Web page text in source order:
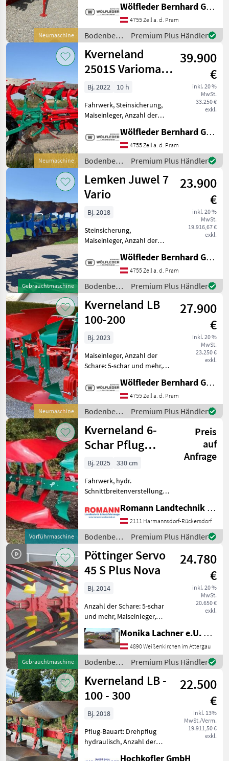
Neumaschine
hydr.
Schnittbreitenverstellung,
Stützrad, Vorschäler -
Furchenanzahl: 5 -
Rahmenprofil: 120 x 2
Wölfleder Bernhard GmbH
4755 Zell a. d. Pram
Bodenbearbeitung
/
Kverneland
Premium Plus Händler
Neumaschine
Kverneland
2501S Variomat
i-Plough
39.900
€
inkl. 20 %
MwSt.
33.250 €
exkl.
Bj. 2022
10 h
Fahrwerk, Steinsicherung,
Maiseinleger, Anzahl der
Scheibensech, hydr.
Schnittbreitenverstellung,
Stützrad, Vorschäler
VORFÜHRMASCHINE - Bj.
2022
Wölfleder Bernhard GmbH
4755 Zell a. d. Pram
Bodenbearbeitung
/
Kverneland
Premium Plus Händler
Gebrauchtmaschine
Lemken Juwel 7
Vario
23.900
€
inkl. 20 %
MwSt.
19.916,67 €
exkl.
Bj. 2018
Steinsicherung,
Maiseinleger, Anzahl der
Scheibensech, hydr.
Schnittbreitenverstellung,
Stützrad, Vorschäler - Bj.
2018 - Vario - 5 Schar - 100 c
Wölfleder Bernhard GmbH
4755 Zell a. d. Pram
Bodenbearbeitung
/ Lemken
Premium Plus Händler
Neumaschine
Kverneland LB
100-200
27.900
€
inkl. 20 %
MwSt.
23.250 €
exkl.
Bj. 2023
Maiseinleger, Anzahl der
Schare: 5-schar und mehr,
Schnittbreitenverstellung,
Stützrad, Vorschäler - 5-
Schar - 28 Körper - 2. Strebe
Körper Nr. 28 - W
Wölfleder Bernhard GmbH
4755 Zell a. d. Pram
Bodenbearbeitung
/
Kverneland
Premium Plus Händler
Vorführmaschine
Kverneland 6-
Schar Pflug
3400S-100
Variomat
Preis
auf
Anfrage
Bj. 2025
330 cm
Fahrwerk, hydr.
Schnittbreitenverstellung,
Pflug-Bauart: Drehpflug
hydraulisch, Anzahl der
Schare: 5-schar und mehr
Folgende Ausstattung: •
Inkl
Romann Landtechnik & Nutzfahrzeuge e.U.
2111 Harmannsdorf-Rückersdorf
Bodenbearbeitung
/
Kverneland
Premium Plus Händler
Gebrauchtmaschine
Pöttinger Servo
45 S Plus Nova
24.780
€
inkl. 20 %
MwSt.
20.650 €
exkl.
Bj. 2014
Anzahl der Schare: 5-schar
und mehr, Maiseinleger,
Scheibensech, hydr.
Schnittbreitenverstellung,
Steinsicherung,
Streifenkörper, Stützrad,
Vorschäler Der Pöttinger
Pflug,
Monika Lachner e.U. Maschinenhandel
4890 Weißenkirchen im Attergau
Bodenbearbeitung
/ Pöttinger
Premium Plus Händler
Kverneland LB -
100 - 300
22.500
€
inkl. 13%
MwSt./Verm.
19.911,50 €
exkl.
Bj. 2018
Pflug-Bauart: Drehpflug
hydraulisch, Anzahl der
Hochkofler GmbH